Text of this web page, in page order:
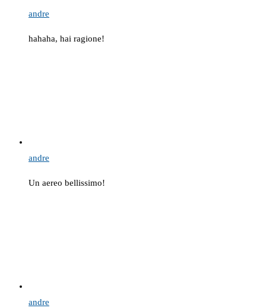
andre
hahaha, hai ragione!
andre
Un aereo bellissimo!
andre